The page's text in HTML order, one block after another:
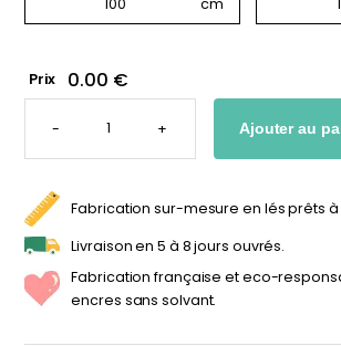
Prix 0.00 €
-
QUANTITÉ
PAPIER
RAYURES
ROUGE
+ Ajouter au
Fabrication sur-mesure en lés prêts
Livraison en 5 à 8 jours ouvrés.
Fabrication française et eco-
encres sans solvant.